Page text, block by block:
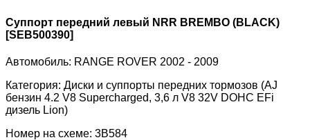
Суппорт передний левый NRR BREMBO (BLACK)
[SEB500390]
Автомобиль: RANGE ROVER 2002 - 2009
Категория: Диски и суппорты передних тормозов (AJ
бензин 4.2 V8 Supercharged, 3,6 л V8 32V DOHC EFi
дизель Lion)
Номер на схеме: 3B584